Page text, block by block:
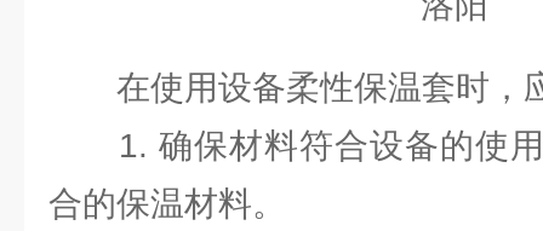
在使用设备柔性保温套时，
1. 确保材料符合设备的使用
合的保温材料。